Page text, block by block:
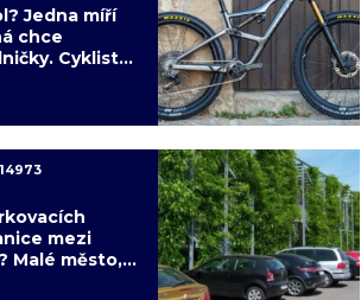
Jedna míří
chce
Cyklisté
14973
mezi
Malé město,
problém